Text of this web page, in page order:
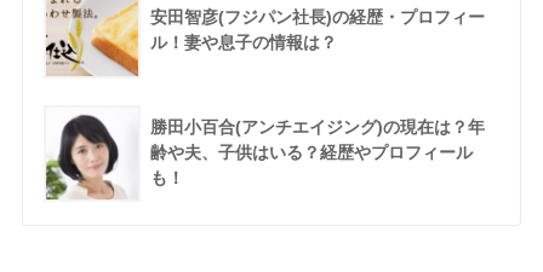
安田智彦(フジパン社長)の経歴・プロフィー
ル！妻や息子の情報は？
勝田小百合(アンチエイジング)の現在は？年
齢や夫、子供はいる？経歴やプロフィール
も！